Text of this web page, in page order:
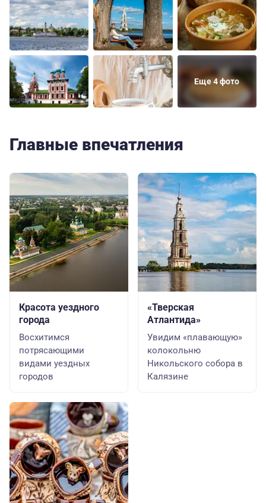
Еще 4 фото
Главные впечатления
Красота уездного
города
Восхитимся
потрясающими
видами уездных
городов
«Тверская
Атлантида»
Увидим «плавающую»
колокольню
Никольского собора в
Калязине